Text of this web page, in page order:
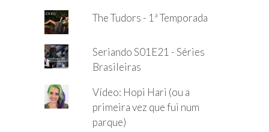
The Tudors - 1ª Temporada
Seriando S01E21 - Séries
Brasileiras
Vídeo: Hopi Hari (ou a
primeira vez que fui num
parque)